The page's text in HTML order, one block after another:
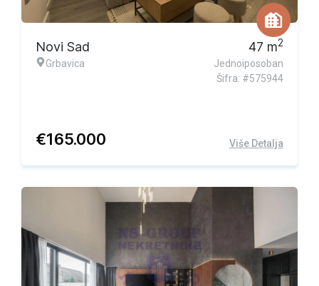
Ekskluzivna ponuda
Novi Sad
Grbavica
47 m2
Jednoiposoban
Šifra: #575944
€165.000 Više Detalja